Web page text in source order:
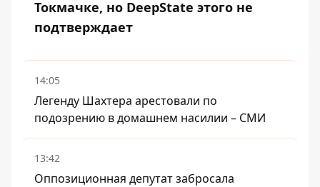
Токмачке, но DeepState этого не
подтверждает
14:05
Легенду Шахтера арестовали по
подозрению в домашнем насилии – СМИ
13:42
Оппозиционная депутат забросала